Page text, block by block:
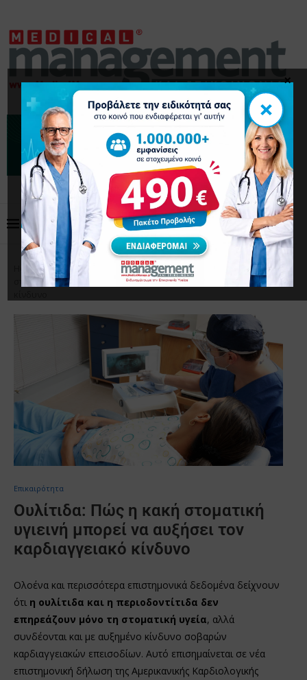
Home Επικαιρότητα
Ουλίτιδα: Πώς η κακή
στοματική υγιεινή μπορεί να αυξήσει τον καρδιαγγειακό
Επικαιρότητα
Ουλίτιδα: Πώς η κακή στοματική
υγιεινή μπορεί να αυξήσει τον
καρδιαγγειακό κίνδυνο
Ολοένα και περισσότερα επιστημονικά δεδομένα δείχνουν
ότι η ουλίτιδα και η περιοδοντίτιδα δεν
επηρεάζουν μόνο τη στοματική υγεία, αλλά
συνδέονται και με αυξημένο κίνδυνο σοβαρών
καρδιαγγειακών επεισοδίων. Αυτό επισημαίνεται σε νέα
επιστημονική δήλωση της Αμερικανικής Καρδιολογικής
×
×